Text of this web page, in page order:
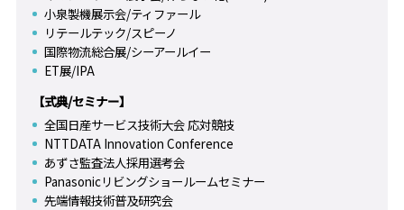
小泉製機展示会/ティファール
リテールテック/スピーノ
国際物流総合展/シーアールイー
ET展/IPA
【式典/セミナー】
全国日産サービス技術大会 応対競技
NTTDATA Innovation Conference
あずさ監査法人採用選考会
Panasonicリビングショールームセミナー
先端情報技術普及研究会